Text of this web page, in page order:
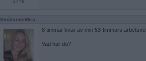
SmålandsMira
8 timmar kvar av min 53-timmars
Vad har du?